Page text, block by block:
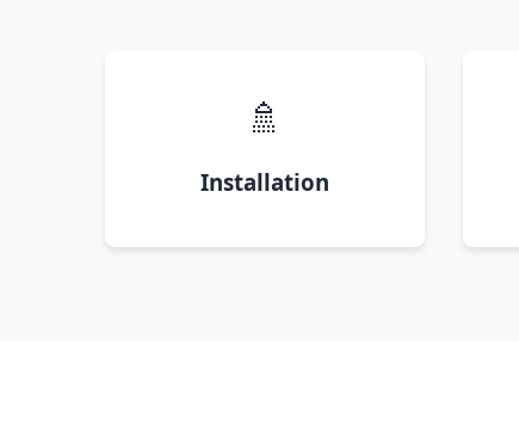
🚿
Installation